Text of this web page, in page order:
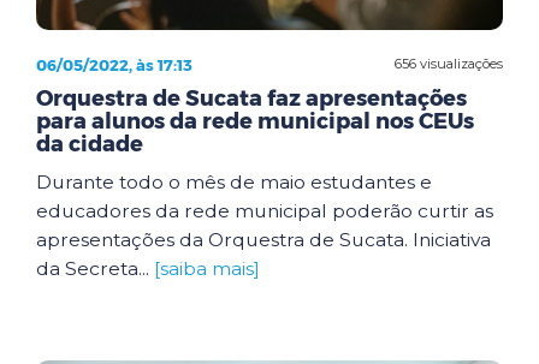
656 visualizações
06/05/2022, às 17:13
Orquestra de Sucata faz apresentações
para alunos da rede municipal nos CEUs
da cidade
Durante todo o mês de maio estudantes e
educadores da rede municipal poderão curtir as
apresentações da Orquestra de Sucata. Iniciativa
da Secreta... [saiba mais]